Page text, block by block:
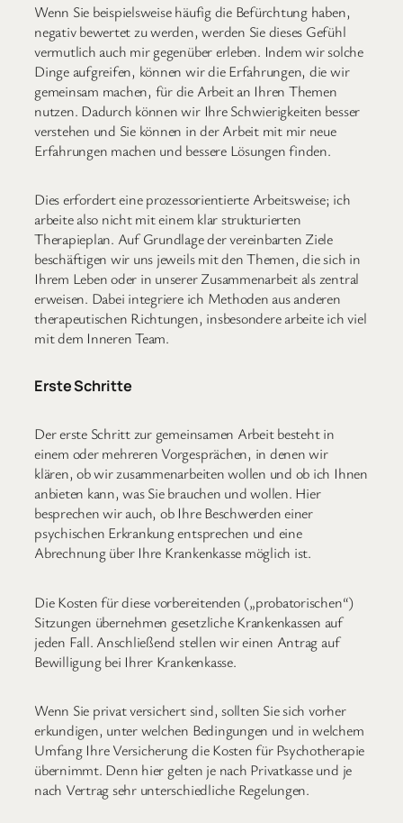
Wenn Sie beispielsweise häufig die Befürchtung haben,
negativ bewertet zu werden, werden Sie dieses Gefühl
vermutlich auch mir gegenüber erleben. Indem wir solche
Dinge aufgreifen, können wir die Erfahrungen, die wir
gemeinsam machen, für die Arbeit an Ihren Themen
nutzen. Dadurch können wir Ihre Schwierigkeiten besser
verstehen und Sie können in der Arbeit mit mir neue
Erfahrungen machen und bessere Lösungen finden.
Dies erfordert eine prozessorientierte Arbeitsweise; ich
arbeite also nicht mit einem klar strukturierten
Therapieplan. Auf Grundlage der vereinbarten Ziele
beschäftigen wir uns jeweils mit den Themen, die sich in
Ihrem Leben oder in unserer Zusammenarbeit als zentral
erweisen. Dabei integriere ich Methoden aus anderen
therapeutischen Richtungen, insbesondere arbeite ich viel
mit dem Inneren Team.
Erste Schritte
Der erste Schritt zur gemeinsamen Arbeit besteht in
einem oder mehreren Vorgesprächen, in denen wir
klären, ob wir zusammenarbeiten wollen und ob ich Ihnen
anbieten kann, was Sie brauchen und wollen. Hier
besprechen wir auch, ob Ihre Beschwerden einer
psychischen Erkrankung entsprechen und eine
Abrechnung über Ihre Krankenkasse möglich ist.
Die Kosten für diese vorbereitenden („probatorischen“)
Sitzungen übernehmen gesetzliche Krankenkassen auf
jeden Fall. Anschließend stellen wir einen Antrag auf
Bewilligung bei Ihrer Krankenkasse.
Wenn Sie privat versichert sind, sollten Sie sich vorher
erkundigen, unter welchen Bedingungen und in welchem
Umfang Ihre Versicherung die Kosten für Psychotherapie
übernimmt. Denn hier gelten je nach Privatkasse und je
nach Vertrag sehr unterschiedliche Regelungen.